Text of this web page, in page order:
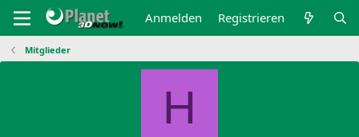
Anmelden Registrieren
Mitglieder
H